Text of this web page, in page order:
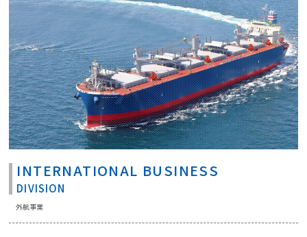
INTERNATIONAL BUSINESS
DIVISION
外航事業